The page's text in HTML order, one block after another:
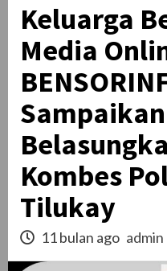
Keluarga
Media
Sampaikan
Kombes
Tilukay
11 bulan ago admin